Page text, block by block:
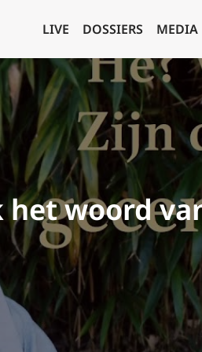
LIVE DOSSIERS MEDIA
woord